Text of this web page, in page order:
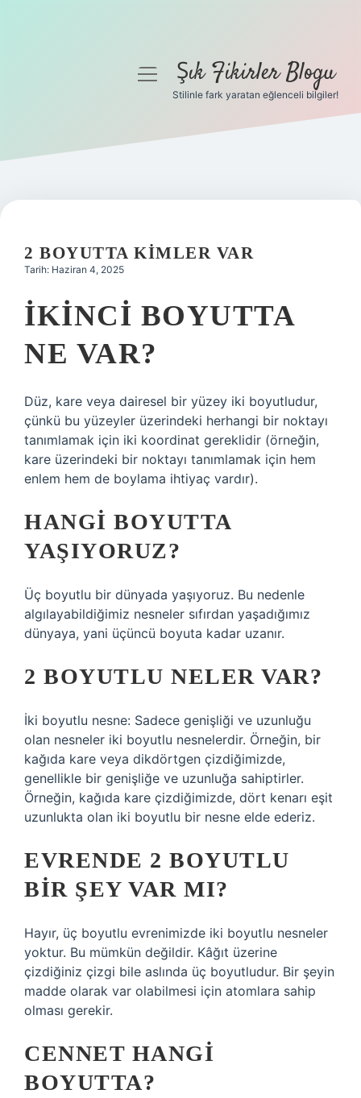
Gizlilik Politikası
Yasal Uyarı
menüyüŞık Fikirler Blogu
Stilinle fark yaratan eğlenceli bilgiler!
2 BOYUTTA KIMLER VAR
Tarih: Haziran 4, 2025
İKINCI BOYUTTA
NE VAR?
Düz, kare veya dairesel bir yüzey iki boyutludur,
çünkü bu yüzeyler üzerindeki herhangi bir noktayı
tanımlamak için iki koordinat gereklidir (örneğin,
kare üzerindeki bir noktayı tanımlamak için hem
enlem hem de boylama ihtiyaç vardır).
HANGI BOYUTTA
YAŞIYORUZ?
Üç boyutlu bir dünyada yaşıyoruz. Bu nedenle
algılayabildiğimiz nesneler sıfırdan yaşadığımız
dünyaya, yani üçüncü boyuta kadar uzanır.
2 BOYUTLU NELER VAR?
İki boyutlu nesne: Sadece genişliği ve uzunluğu
olan nesneler iki boyutlu nesnelerdir. Örneğin, bir
kağıda kare veya dikdörtgen çizdiğimizde,
genellikle bir genişliğe ve uzunluğa sahiptirler.
Örneğin, kağıda kare çizdiğimizde, dört kenarı eşit
uzunlukta olan iki boyutlu bir nesne elde ederiz.
EVRENDE 2 BOYUTLU
BIR ŞEY VAR MI?
Hayır, üç boyutlu evrenimizde iki boyutlu nesneler
yoktur. Bu mümkün değildir. Kâğıt üzerine
çizdiğiniz çizgi bile aslında üç boyutludur. Bir şeyin
madde olarak var olabilmesi için atomlara sahip
olması gerekir.
CENNET HANGI
BOYUTTA?